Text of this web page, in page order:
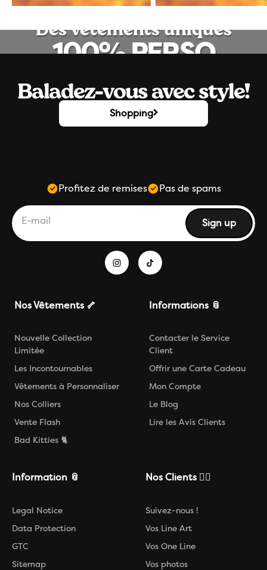
Des vêtements uniques
100% PERSO
A partir d'un texte
A partir d'une photo
Baladez-vous avec style!
Shopping
Nos Vêtements 🦴
Nouvelle Collection
Limitée
Les Incontournables
Vêtements à Personnaliser
Nos Colliers
Vente Flash
Bad Kitties 🐈
Informations 📎
Contacter le Service
Client
Offrir une Carte Cadeau
Mon Compte
Le Blog
Lire les Avis Clients
Profitez de remises Pas de spams
E-mail Subscribe
Sign up
Information 📎
Legal Notice
Data Protection
GTC
Sitemap
Nos Clients ❤️‍🔥
Suivez-nous !
Vos Line Art
Vos One Line
Vos photos